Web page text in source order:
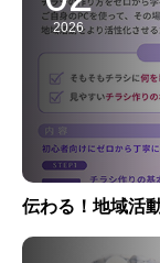
2026
伝わる！地域活